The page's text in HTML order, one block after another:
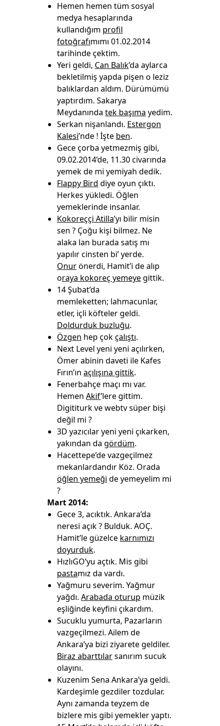
Hemen hemen tüm sosyal
medya hesaplarında
kullandığım profil
fotoğrafımımı 01.02.2014
tarihinde çektim.
Yeri geldi, Can Balık’da aylarca
bekletilmiş yapda pişen o leziz
balıklardan aldım. Dürümümü
yaptırdım. Sakarya
Meydanında tek başıma yedim.
Serkan nişanlandı. Estergon
Kalesi’nde ! İşte ben.
Gece çorba yetmezmiş gibi,
09.02.2014’de, 11.30 civarında
yemek de mi yemiyah dedik.
Flappy Bird diye oyun çıktı.
Herkes yükledi. Öğlen
yemeklerinde insanlar.
Kokoreççi Atilla’yı bilir misin
sen ? Çoğu kişi bilmez. Ne
alaka lan burada satış mı
yapılır cinsten bi’ yerde.
Onurönerdi, Hamit’i de alıp
oraya kokoreç yemeyegittik.
14 Şubat’da
memleketten; lahmacunlar,
etler, içli köfteler geldi.
Doldurduk buzluğu.
Özgen hep çokçalıştı.
Next Level yeni yeni açılırken,
Ömer abinin daveti ile Kafes
Fırın’ın açılışına gittik.
Fenerbahçe maçı mı var.
Hemen Akif’lere gittim.
Digititurk ve webtv süper bişi
değil mi ?
3D yazıcılar yeni yeni çıkarken,
yakından da gördüm.
Hacettepe’de vazgeçilmez
mekanlardandır Köz. Orada
öğlen yemeği de yemeyelim mi
?
Mart 2014:
Gece 3, acıktık. Ankara’da
neresi açık ? Bulduk. AOÇ.
Hamit’le güzelce karnımızı
doyurduk.
HızlıGO’yu açtık. Mis gibi
pastamız da vardı.
Yağmuru severim. Yağmur
yağdı. Arabada oturup müzik
eşliğinde keyfini çıkardım.
Sucuklu yumurta, Pazarların
vazgeçilmezi. Ailem de
Ankara’ya bizi ziyarete geldiler.
Biraz abarttılarsanırım sucuk
olayını.
Kuzenim Sena Ankara’ya geldi.
Kardeşimle gezdiler tozdular.
Aynı zamanda teyzem de
bizlere mis gibi yemekler yaptı.